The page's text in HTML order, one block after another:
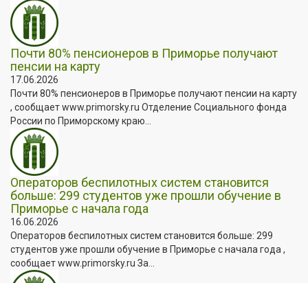
Почти 80% пенсионеров в Приморье получают
пенсии на карту
17.06.2026
Почти 80% пенсионеров в Приморье получают пенсии на карту
, сообщает www.primorsky.ru Отделение Социального фонда
России по Приморскому краю...
Операторов беспилотных систем становится
больше: 299 студентов уже прошли обучение в
Приморье с начала года
16.06.2026
Операторов беспилотных систем становится больше: 299
студентов уже прошли обучение в Приморье с начала года ,
сообщает www.primorsky.ru За...